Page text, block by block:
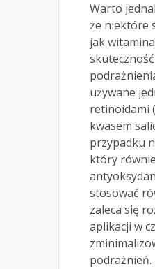
Warto
że niektóre
jak
używane
retinoidami
kwasem
przypadku
który
stosować
zaleca się
aplikacji w
podrażnień.